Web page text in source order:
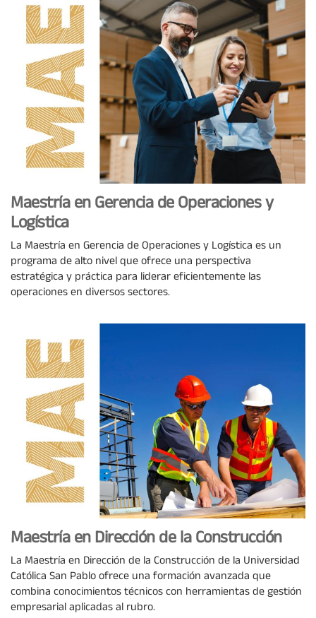
Maestría en Gerencia de Operaciones y
Logística
La Maestría en Gerencia de Operaciones y Logística es un
programa de alto nivel que ofrece una perspectiva
estratégica y práctica para liderar eficientemente las
operaciones en diversos sectores.
Maestría en Dirección de la Construcción
La Maestría en Dirección de la Construcción de la Universidad
Católica San Pablo ofrece una formación avanzada que
combina conocimientos técnicos con herramientas de gestión
empresarial aplicadas al rubro.